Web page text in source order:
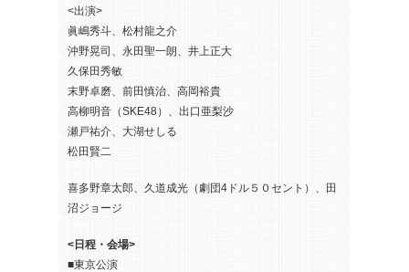
<出演>
眞嶋秀斗、松村龍之介
沖野晃司、永田聖一朗、井上正大
久保田秀敏
末野卓磨、前田慎治、高岡裕貴
高柳明音（SKE48）、出口亜梨沙
瀬戸祐介、大湖せしる
松田賢二
喜多野章太郎、久道成光（劇団4ドル５０セント）、田
沼ジョージ
<日程・会場>
■東京公演